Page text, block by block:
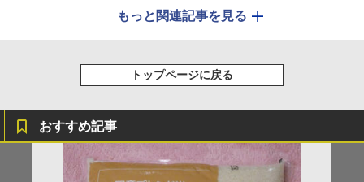
もっと関連記事を見る
トップページに戻る
おすすめ記事